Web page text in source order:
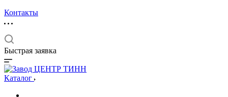
Контакты
Быстрая заявка
Каталог